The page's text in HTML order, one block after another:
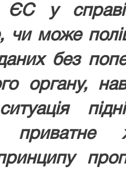
у справі
чи може
без
органу,
приватне